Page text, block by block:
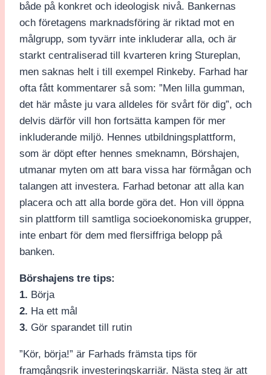
både på konkret och ideologisk nivå. Bankernas
och företagens marknadsföring är riktad mot en
målgrupp, som tyvärr inte inkluderar alla, och är
starkt centraliserad till kvarteren kring Stureplan,
men saknas helt i till exempel Rinkeby. Farhad har
ofta fått kommentarer så som: ”Men lilla gumman,
det här måste ju vara alldeles för svårt för dig”, och
delvis därför vill hon fortsätta kampen för mer
inkluderande miljö. Hennes utbildningsplattform,
som är döpt efter hennes smeknamn, Börshajen,
utmanar myten om att bara vissa har förmågan och
talangen att investera. Farhad betonar att alla kan
placera och att alla borde göra det. Hon vill öppna
sin plattform till samtliga socioekonomiska grupper,
inte enbart för dem med flersiffriga belopp på
banken.
Börshajens tre tips:
1. Börja
2. Ha ett mål
3. Gör sparandet till rutin
”Kör, börja!” är Farhads främsta tips för
framgångsrik investeringskarriär. Nästa steg är att